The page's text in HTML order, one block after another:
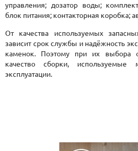
управления; дозатор воды;
блок питания; контакторная коробка;
От качества используемых
зависит срок службы и надёжность
каменок. Поэтому при их выбора
качество сборки, используемые
эксплуатации.